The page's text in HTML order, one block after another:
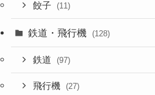
餃子 (11)
鉄道・飛行機 (128)
鉄道 (97)
飛行機 (27)